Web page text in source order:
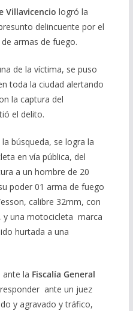
Villavicencio logró la
delincuente por el
armas de fuego.
de la víctima, se puso
toda la ciudad alertando
la captura del
el delito.
búsqueda, se logra la
en vía pública, del
a un hombre de 20
poder 01 arma de fuego
calibre 32mm, con
y una motocicleta marca
hurtada a una
ante la Fiscalía General
ante un juez
y agravado y tráfico,